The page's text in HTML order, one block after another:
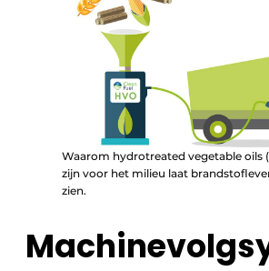
Waarom hydrotreated vegetable oils
zijn voor het milieu laat
zien.